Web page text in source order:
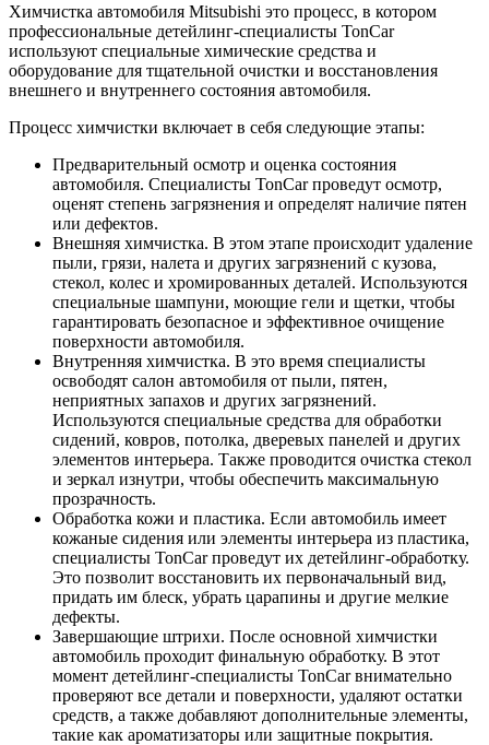
Химчистка автомобиля Mitsubishi это процесс, в котором
профессиональные детейлинг-специалисты TonCar
используют специальные химические средства и
оборудование для тщательной очистки и восстановления
внешнего и внутреннего состояния автомобиля.
Процесс химчистки включает в себя следующие этапы:
Предварительный осмотр и оценка состояния
автомобиля. Специалисты TonCar проведут осмотр,
оценят степень загрязнения и определят наличие пятен
или дефектов.
Внешняя химчистка. В этом этапе происходит удаление
пыли, грязи, налета и других загрязнений с кузова,
стекол, колес и хромированных деталей. Используются
специальные шампуни, моющие гели и щетки, чтобы
гарантировать безопасное и эффективное очищение
поверхности автомобиля.
Внутренняя химчистка. В это время специалисты
освободят салон автомобиля от пыли, пятен,
неприятных запахов и других загрязнений.
Используются специальные средства для обработки
сидений, ковров, потолка, дверевых панелей и других
элементов интерьера. Также проводится очистка стекол
и зеркал изнутри, чтобы обеспечить максимальную
прозрачность.
Обработка кожи и пластика. Если автомобиль имеет
кожаные сидения или элементы интерьера из пластика,
специалисты TonCar проведут их детейлинг-обработку.
Это позволит восстановить их первоначальный вид,
придать им блеск, убрать царапины и другие мелкие
дефекты.
Завершающие штрихи. После основной химчистки
автомобиль проходит финальную обработку. В этот
момент детейлинг-специалисты TonCar внимательно
проверяют все детали и поверхности, удаляют остатки
средств, а также добавляют дополнительные элементы,
такие как ароматизаторы или защитные покрытия.